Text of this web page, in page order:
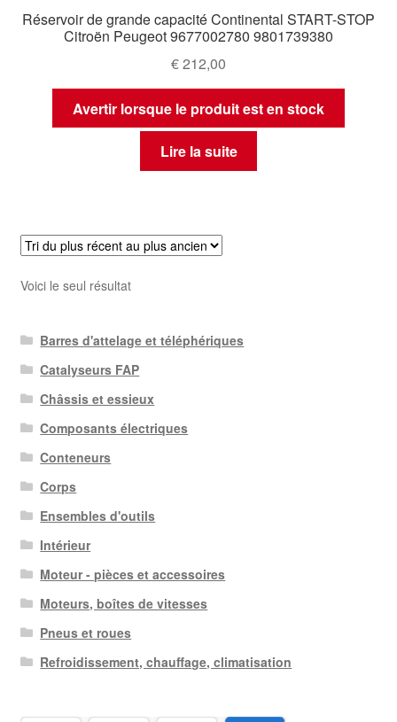
Réservoir de grande capacité Continental START-STOP
Citroën Peugeot 9677002780 9801739380
€212,00
Avertir lorsque le produit est en stock
Lire la suite
Voici le seul résultat
Barres d'attelage et téléphériques
Catalyseurs FAP
Châssis et essieux
Composants électriques
Conteneurs
Corps
Ensembles d'outils
Intérieur
Moteur - pièces et accessoires
Moteurs, boîtes de vitesses
Pneus et roues
Refroidissement, chauffage, climatisation